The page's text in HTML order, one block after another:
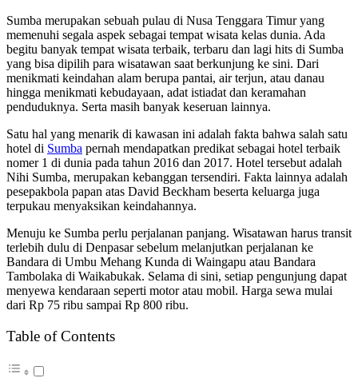
Sumba merupakan sebuah pulau di Nusa Tenggara Timur yang
memenuhi segala aspek sebagai tempat wisata kelas dunia. Ada
begitu banyak tempat wisata terbaik, terbaru dan lagi hits di Sumba
yang bisa dipilih para wisatawan saat berkunjung ke sini. Dari
menikmati keindahan alam berupa pantai, air terjun, atau danau
hingga menikmati kebudayaan, adat istiadat dan keramahan
penduduknya. Serta masih banyak keseruan lainnya.
Satu hal yang menarik di kawasan ini adalah fakta bahwa salah satu
hotel di Sumba pernah mendapatkan predikat sebagai hotel terbaik
nomer 1 di dunia pada tahun 2016 dan 2017. Hotel tersebut adalah
Nihi Sumba, merupakan kebanggan tersendiri. Fakta lainnya adalah
pesepakbola papan atas David Beckham beserta keluarga juga
terpukau menyaksikan keindahannya.
Menuju ke Sumba perlu perjalanan panjang. Wisatawan harus transit
terlebih dulu di Denpasar sebelum melanjutkan perjalanan ke
Bandara di Umbu Mehang Kunda di Waingapu atau Bandara
Tambolaka di Waikabukak. Selama di sini, setiap pengunjung dapat
menyewa kendaraan seperti motor atau mobil. Harga sewa mulai
dari Rp 75 ribu sampai Rp 800 ribu.
Table of Contents